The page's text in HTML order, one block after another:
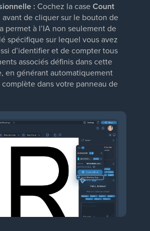
: Cochez la caseCount
avant de cliquer sur le bouton de
permet à l’IA non seulement de
spécifique sur lequel vous avez
d’identifier et de compter tous
associés définis dans cette
en générant automatiquement
dans votre panneau de